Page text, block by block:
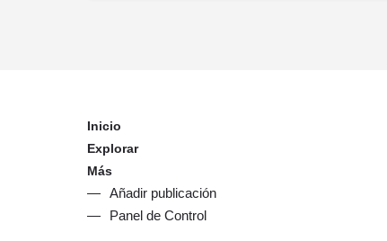
Inicio
Explorar
Más
Añadir publicación
Panel de Control